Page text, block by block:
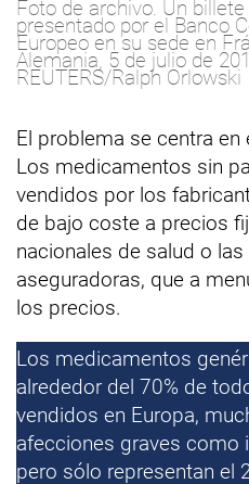
Foto de archivo. Un
presentado por el Banco
Europeo en su sede en
Alemania, 5 de julio de
REUTERS/Ralph Orlowski
El problema se centra
Los medicamentos sin
vendidos por los
de bajo coste a precios
nacionales de salud o
aseguradoras, que a
los precios.
Los medicamentos
alrededor del 70% de
vendidos en Europa,
afecciones graves como
pero sólo representan el